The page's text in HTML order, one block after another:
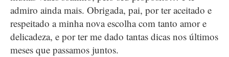
admiro ainda mais. Obrigada, pai, por ter aceitado e
respeitado a minha nova escolha com tanto amor e
delicadeza, e por ter me dado tantas dicas nos últimos
meses que passamos juntos.